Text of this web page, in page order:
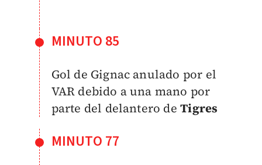
MINUTO 85
Gol de Gignac anulado por el
VAR debido a una mano por
parte del delantero deTigres
MINUTO 77